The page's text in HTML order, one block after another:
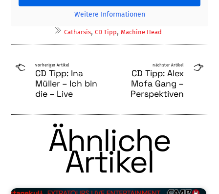
Weitere Informationen
Catharsis, CD Tipp, Machine Head
vorheriger Artikel
CD Tipp: Ina
Müller – Ich bin
die – Live
nächster Artikel
CD Tipp: Alex
Mofa Gang –
Perspektiven
Ähnliche
Artikel